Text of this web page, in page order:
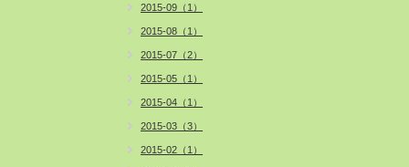
2015-09（1）
2015-08（1）
2015-07（2）
2015-05（1）
2015-04（1）
2015-03（3）
2015-02（1）